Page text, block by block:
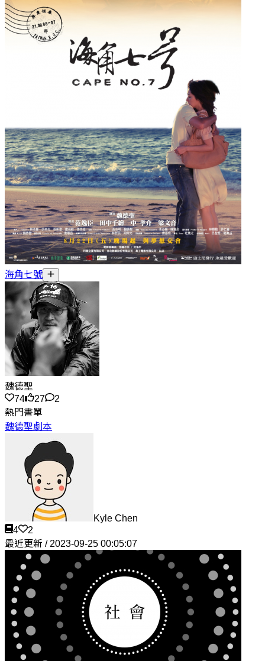
海角七號
魏德聖
74
27
2
熱門書單
魏德聖劇本
Kyle Chen
4
2
最近更新 / 2023-09-25 00:05:07